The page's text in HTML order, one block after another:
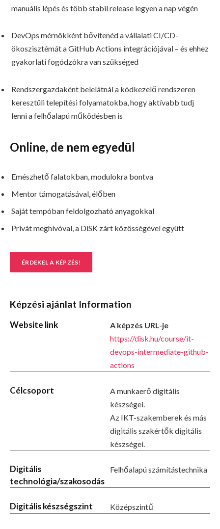
manuális lépés és több stabil release legyen a nap végén
DevOps mérnökként bővítenéd a vállalati CI/CD-
ökoszisztémát a GitHub Actions integrációjával – és ehhez
gyakorlati fogódzókra van szükséged
Rendszergazdaként belelátnál a kódkezelő rendszeren
keresztüli telepítési folyamatokba, hogy aktívabb tudj
lenni a felhőalapú működésben is
Online, de nem egyedül
Emészhető falatokban, modulokra bontva
Mentor támogatásával, élőben
Saját tempóban feldolgozható anyagokkal
Privát meghívóval, a DiSK zárt közösségével együtt
ÉRDEKEL A KÉPZÉS!
Képzési ajánlat Information
Website link
A képzés URL-je
https://disk.hu/course/it-
devops-intermediate-github-
actions
Célcsoport
A munkaerő digitális
készségei.
Az IKT-szakemberek és más
digitális szakértők digitális
készségei.
Digitális
technológia/szakosodás
Felhőalapú számítástechnika
Digitális készségszint Középszintű